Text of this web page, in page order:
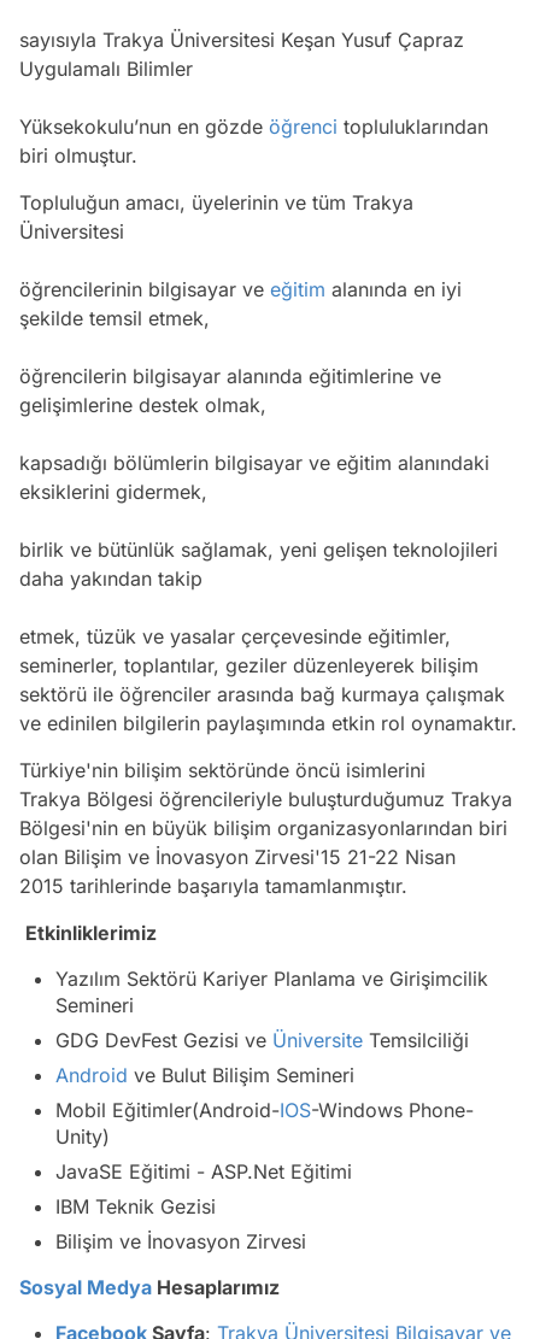
sayısıyla Trakya Üniversitesi Keşan Yusuf Çapraz
Uygulamalı Bilimler
Yüksekokulu’nun en gözde öğrenci topluluklarından
biri olmuştur.
Topluluğun amacı, üyelerinin ve tüm Trakya
Üniversitesi
öğrencilerinin bilgisayar ve eğitim alanında en iyi
şekilde temsil etmek,
öğrencilerin bilgisayar alanında eğitimlerine ve
gelişimlerine destek olmak,
kapsadığı bölümlerin bilgisayar ve eğitim alanındaki
eksiklerini gidermek,
birlik ve bütünlük sağlamak, yeni gelişen teknolojileri
daha yakından takip
etmek, tüzük ve yasalar çerçevesinde eğitimler,
seminerler, toplantılar, geziler düzenleyerek bilişim
sektörü ile öğrenciler arasında bağ kurmaya çalışmak
ve edinilen bilgilerin paylaşımında etkin rol oynamaktır.
Türkiye'nin bilişim sektöründe öncü isimlerini
Trakya Bölgesi öğrencileriyle buluşturduğumuz Trakya
Bölgesi'nin en büyük bilişim organizasyonlarından biri
olan Bilişim ve İnovasyon Zirvesi'15 21-22 Nisan
2015 tarihlerinde başarıyla tamamlanmıştır.
Etkinliklerimiz
Yazılım Sektörü Kariyer Planlama ve Girişimcilik
Semineri
GDG DevFest Gezisi ve Üniversite Temsilciliği
Android ve Bulut Bilişim Semineri
Mobil Eğitimler(Android-IOS-Windows Phone-
Unity)
JavaSE Eğitimi - ASP.Net Eğitimi
IBM Teknik Gezisi
Bilişim ve İnovasyon Zirvesi
Sosyal Medya Hesaplarımız
Facebook Sayfa: Trakya Üniversitesi Bilgisayar ve